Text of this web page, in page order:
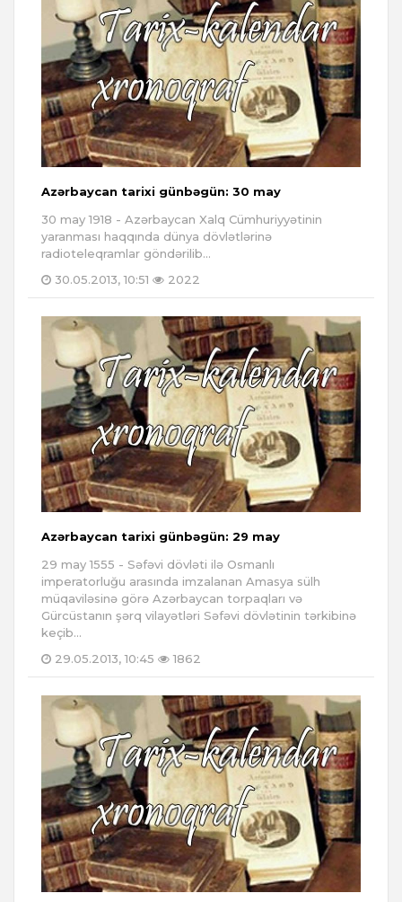
Azərbaycan tarixi günbəgün: 30 may
30 may 1918 - Azərbaycan Xalq Cümhuriyyətinin
yaranması haqqında dünya dövlətlərinə
radioteleqramlar göndərilib...
30.05.2013, 10:51
2022
Azərbaycan tarixi günbəgün: 29 may
29 may 1555 - Səfəvi dövləti ilə Osmanlı
imperatorluğu arasında imzalanan Amasya sülh
müqaviləsinə görə Azərbaycan torpaqları və
Gürcüstanın şərq vilayətləri Səfəvi dövlətinin tərkibinə
keçib...
29.05.2013, 10:45
1862